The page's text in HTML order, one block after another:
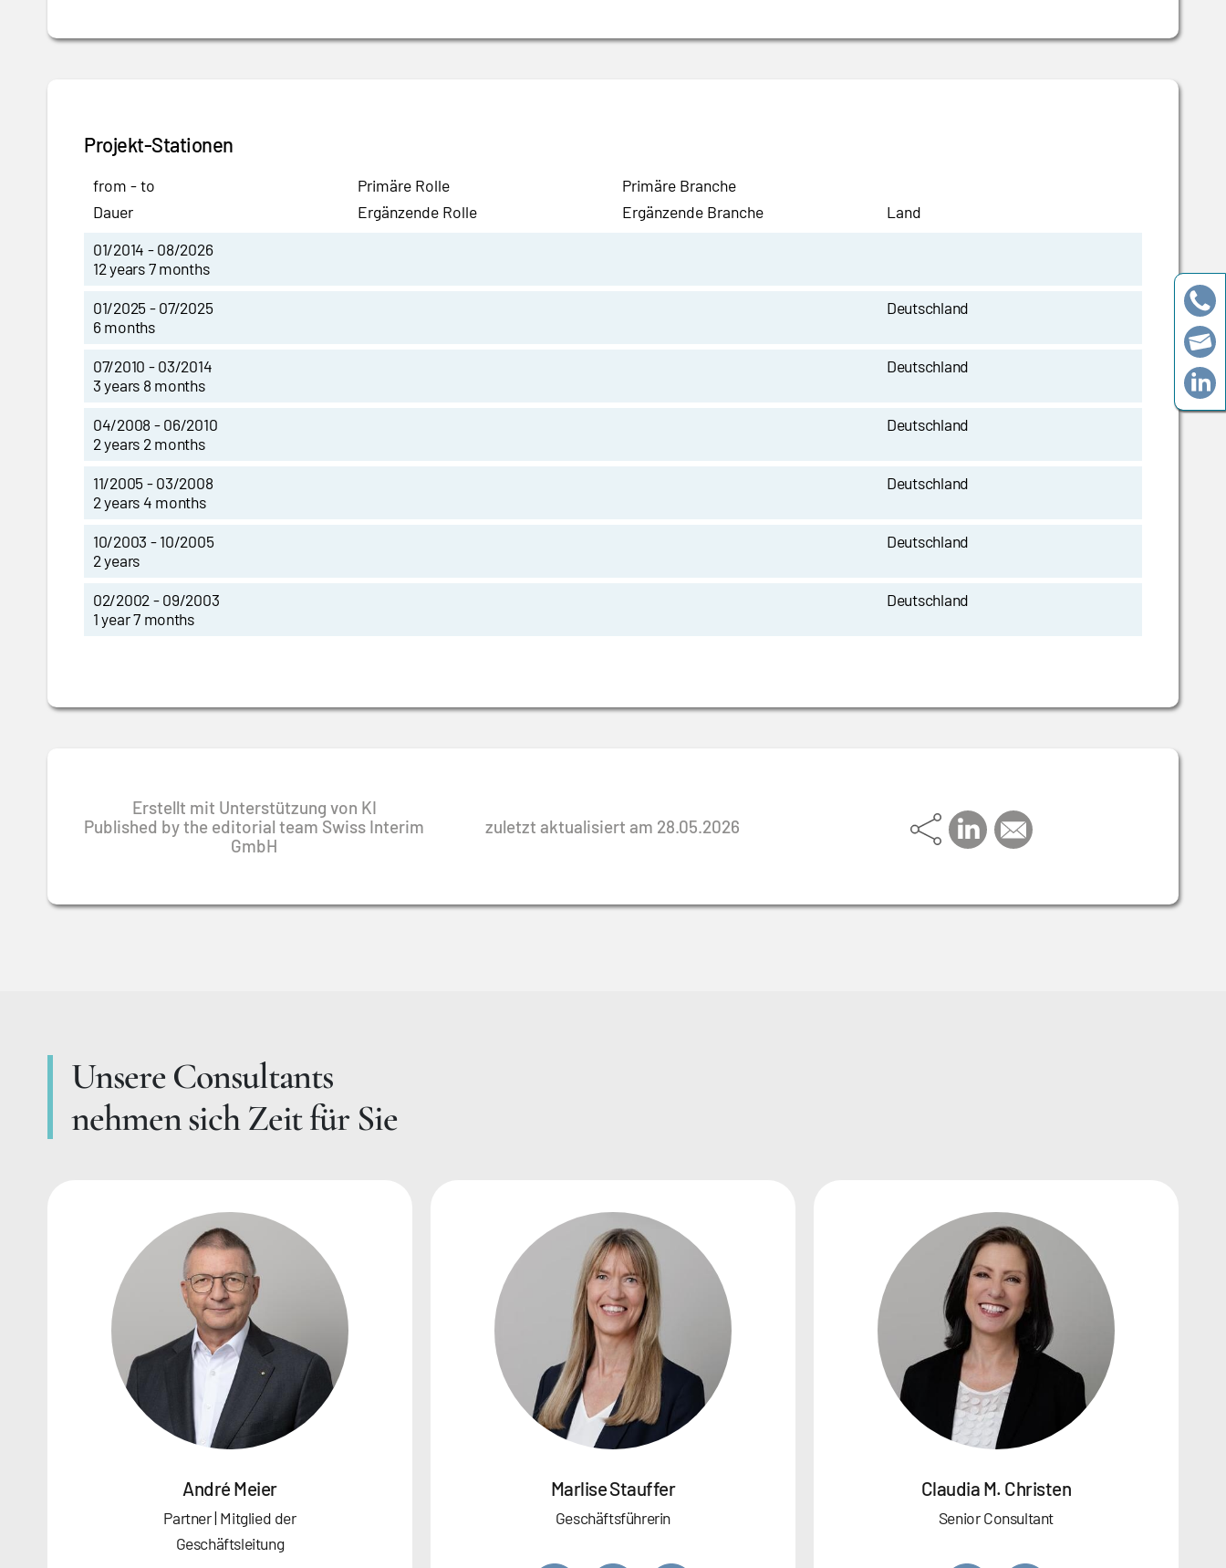
Projekt-Stationen
from - to
Dauer
Primäre Rolle
Ergänzende Rolle
Primäre Branche
Ergänzende Branche
Land
01/2014 - 08/2026
12 years 7 months
01/2025 - 07/2025
6 months
Deutschland
07/2010 - 03/2014
3 years 8 months
Deutschland
04/2008 - 06/2010
2 years 2 months
Deutschland
11/2005 - 03/2008
2 years 4 months
Deutschland
10/2003 - 10/2005
2 years
Deutschland
02/2002 - 09/2003
1 year 7 months
Deutschland
Erstellt mit Unterstützung von KI
Published by the editorial team Swiss Interim
GmbH
zuletzt aktualisiert am 28.05.2026
Unsere Consultants
nehmen sich Zeit für Sie
André Meier
Partner | Mitglied der
Geschäftsleitung
Marlise Stauffer
Geschäftsführerin
Claudia M. Christen
Senior Consultant